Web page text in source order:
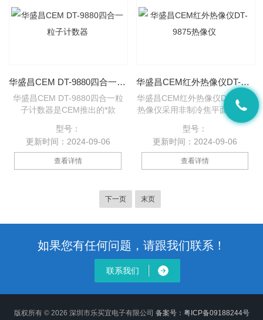
存储的数据。 【Lo和Hi】 体内
模式：温度低于32℃时显示Lo,
高于42.5℃时显示Hi
分辨率 9.640*480可见光分辨率
10.现场语音记录功能
华盛昌CEM DT-9880四合一粒子计数器
华盛昌CEM DT-9880四合一粒
子计数器是CEM推出的*款
质量检测仪。该产品具有*的视
频和照片拍摄功能，结合六通道
空气粉尘粒子计数、温湿度测
量、露点温度测量及有毒气体
一体，适用于环保节能等广泛领
域，是您的工作更直观和高效，
型号：
更新时间：2024-09-06
查看详情
华盛昌CEM红外热像仪DT-9875热像仪
华盛昌CEM红外热像仪DT-9875
热像仪采用非制冷焦平面红外探
测器，将被测物体的红外热谱图
以高清晰度、高灵敏度的伪彩图
像方式呈现在您的面前；对于静
态、动态物体的测量工作易如反
掌；并可将图像、视频和语音存
进行深度分析和统计。优秀的性
能、的品质、，是您工作需要的
型号：
更新时间：2024-09-06
查看详情
下一页 末页
如果您有任何问题，请跟我们联系！
联系我们
版权所有 © 2026 深圳市乐买宜电子有限公司 备案号：粤ICP备09188244号